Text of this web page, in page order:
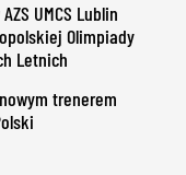
UMCS Lublin
Olimpiady
Letnich
trenerem